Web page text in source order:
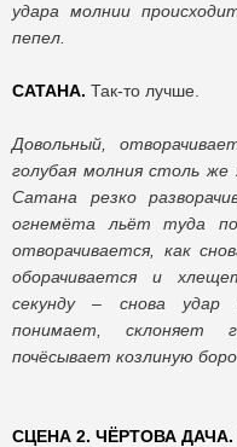
удара молнии
пепел.
САТАНА. Так-то лучше.
Довольный,
голубая молния столь
Сатана резко
огнемёта льёт туда
отворачивается, как
оборачивается и
секунду – снова
понимает, склоняет
почёсывает козлиную
СЦЕНА 2. ЧЁРТОВА